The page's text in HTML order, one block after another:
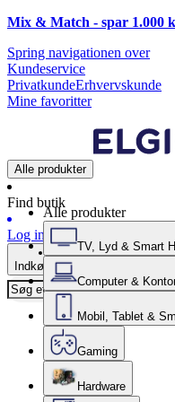
Mix & Match - spar 1.000
Spring navigationen over
Kundeservice
PrivatkundeErhvervskunde
Mine favoritter
Alle produkter
Find butik
Log ind
Indkøbskurv
Alle produkter
TV, Lyd & Smart
Computer &
Mobil, Tablet &
Gaming
Hardware